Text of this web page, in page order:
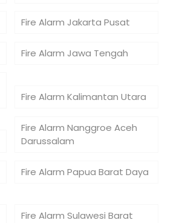
Fire Alarm Jakarta Pusat
Fire Alarm Jawa Tengah
Fire Alarm Kalimantan Utara
Fire Alarm Nanggroe Aceh
Darussalam
Fire Alarm Papua Barat Daya
Fire Alarm Sulawesi Barat